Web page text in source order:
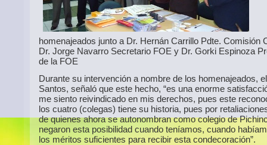
homenajeados junto a Dr. Hernán Carrillo Pdte. Comisión
Dr. Jorge Navarro Secretario FOE y Dr. Gorki Espinoza
de la FOE
Durante su intervención a nombre de los homenajeados,
Santos, señaló que este hecho, “es una enorme
me siento reivindicado en mis derechos, pues este
los cuatro (colegas) tiene su historia, pues por
de quienes ahora se autonombran como colegio de
negaron esta posibilidad cuando teníamos, cuando
los méritos suficientes para recibir esta condecoración”.